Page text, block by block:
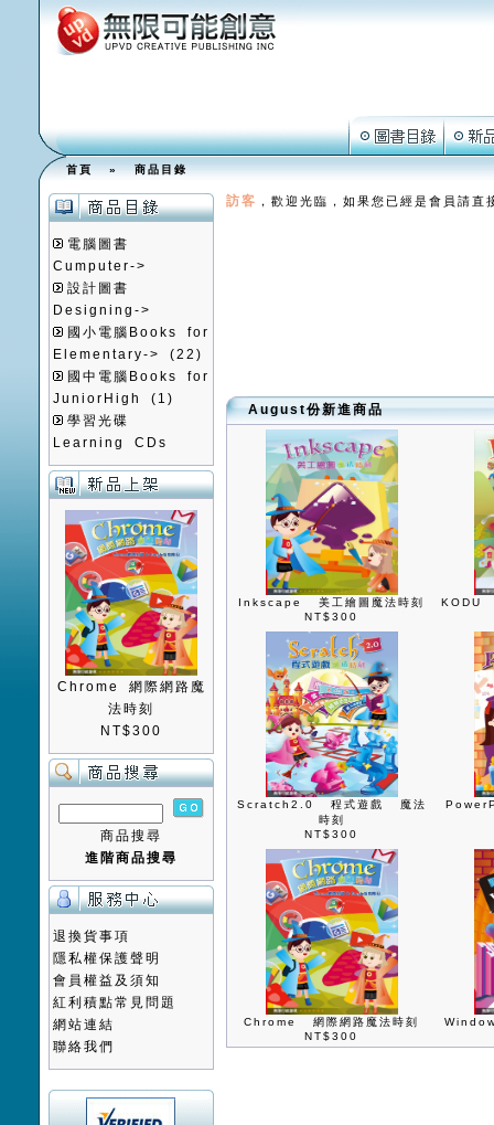
首頁»商品目錄
電腦圖書
Cumputer->
設計圖書
Designing->
國小電腦Books for
Elementary->
(22)
國中電腦Books for
JuniorHigh
(1)
學習光碟
Learning CDs
Chrome 網際網路魔
法時刻
NT$300
商品搜尋
進階商品搜尋
退換貨事項
隱私權保護聲明
會員權益及須知
紅利積點常見問題
網站連結
聯絡我們
訪客 ，歡迎光臨，如果您已經是會員請直
August份新進商品
Inkscape 美工繪圖魔法時刻
NT$300
KODU
Scratch2.0 程式遊戲 魔法
時刻
NT$300
Chrome 網際網路魔法時刻
NT$300